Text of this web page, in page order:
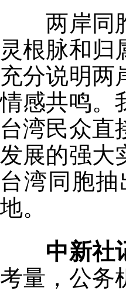
两岸同胞
灵根脉和归
充分说明两
情感共鸣。
台湾民众直
发展的强大
台湾同胞
地。
中新社
考量，公务